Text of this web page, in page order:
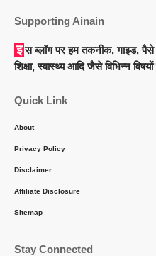
Supporting Ainain
इस ब्लॉग पर हम तकनीक, गाइड, पैसे कमाने के तरीके, कैसे बनें, तकनीक,
शिक्षा, स्वास्थ्य आदि जैसे विभिन्न
Quick Link
About
Privacy Policy
Disclaimer
Affiliate Disclosure
Sitemap
Stay Connected